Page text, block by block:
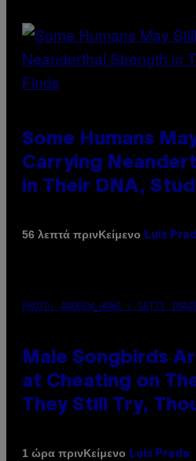
Some Humans
Carrying
in Their DNA,
56 λεπτά πρινΚείμενο Luis
PHOTO: ANDREW_HOWE / GETTY
Male Songbirds
at Cheating on
They Still Try,
1 ώρα πρινΚείμενο Luis Prada